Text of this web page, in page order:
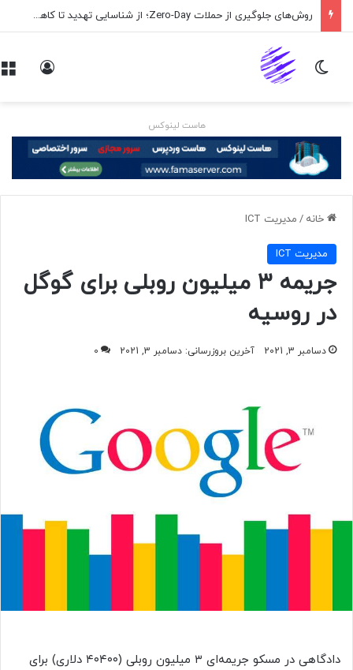
روش‌های جلوگیری از حملات Zero-Day؛ از شناسایی تهدید تا کاهش ریسک
تغییر پوسته
هاست لینوکس
خانه / مديريت ICT
مديريت ICT
جریمه ۳ میلیون روبلی برای گوگل
در روسیه
دسامبر 3, 2021 آخرین بروزرسانی: دسامبر 3, 2021 0
دادگاهی در مسکو جریمه‌ای ۳ میلیون روبلی (۴۰۴۰۰ دلاری) برای